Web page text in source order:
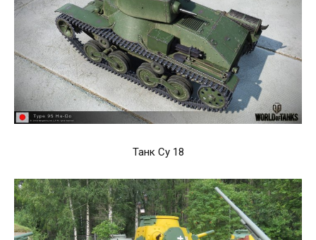
Танк Су 18